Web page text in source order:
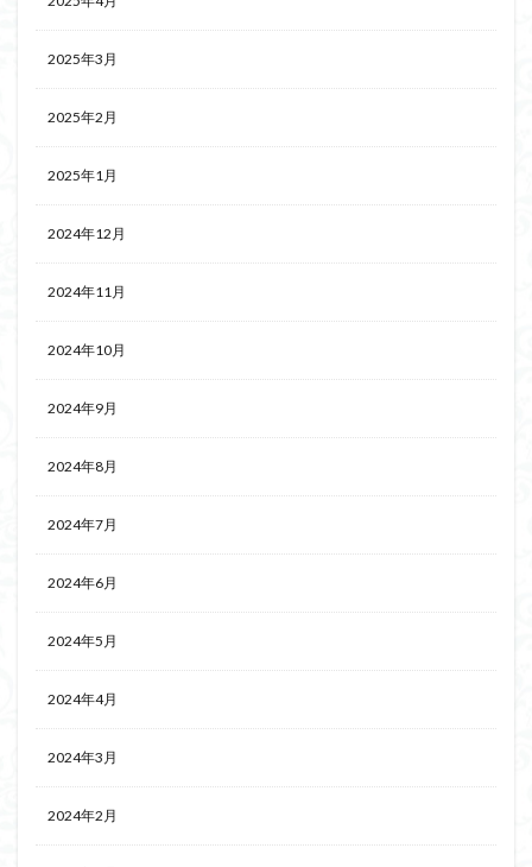
2025年3月
2025年2月
2025年1月
2024年12月
2024年11月
2024年10月
2024年9月
2024年8月
2024年7月
2024年6月
2024年5月
2024年4月
2024年3月
2024年2月